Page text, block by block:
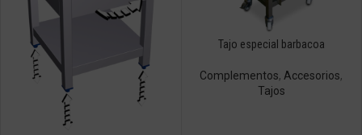
Tajo especial barbacoa
Complementos, Accesorios,
Tajos